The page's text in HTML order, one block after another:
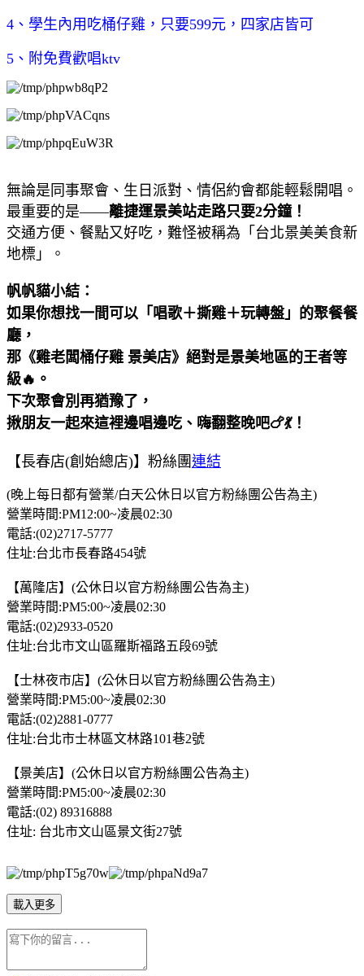
4、學生內用吃桶仔雞，只要599元，四家店皆可
5、附免費歡唱ktv
無論是同事聚會、生日派對、情侶約會都能輕鬆開唱。
最重要的是——離捷運景美站走路只要2分鐘！
交通方便、餐點又好吃，難怪被稱為「台北景美美食新
地標」。
帆帆貓小結：
如果你想找一間可以「唱歌＋撕雞＋玩轉盤」的聚餐餐
廳，
那《雞老闆桶仔雞 景美店》絕對是景美地區的王者等
級🔥。
下次聚會別再猶豫了，
揪朋友一起來這裡邊唱邊吃、嗨翻整晚吧🍗💃！
【長春店(創始總店)】粉絲團連結
(晚上每日都有營業/白天公休日以官方粉絲團公告為主)
營業時間:PM12:00~凌晨02:30
電話:(02)2717-5777
住址:台北市長春路454號
【萬隆店】(公休日以官方粉絲團公告為主)
營業時間:PM5:00~凌晨02:30
電話:(02)2933-0520
住址:台北市文山區羅斯福路五段69號
【士林夜市店】(公休日以官方粉絲團公告為主)
營業時間:PM5:00~凌晨02:30
電話:(02)2881-0777
住址:台北市士林區文林路101巷2號
【景美店】(公休日以官方粉絲團公告為主)
營業時間:PM5:00~凌晨02:30
電話:(02) 89316888
住址: 台北市文山區景文街27號
載入更多